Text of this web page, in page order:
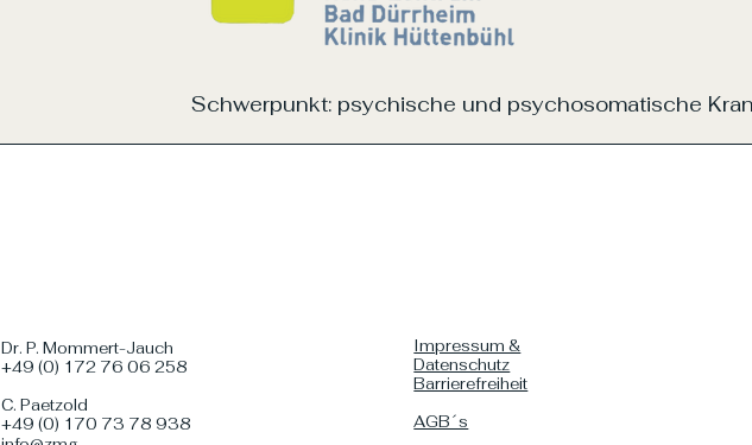
Schwerpunkt: psychische und psychosomatische
Dr. P. Mommert-Jauch
+49 (0) 172 76 06 258
C. Paetzold
+49 (0) 170 73 78 938
Impressum &
Datenschutz
Barrierefreiheit
AGB´s